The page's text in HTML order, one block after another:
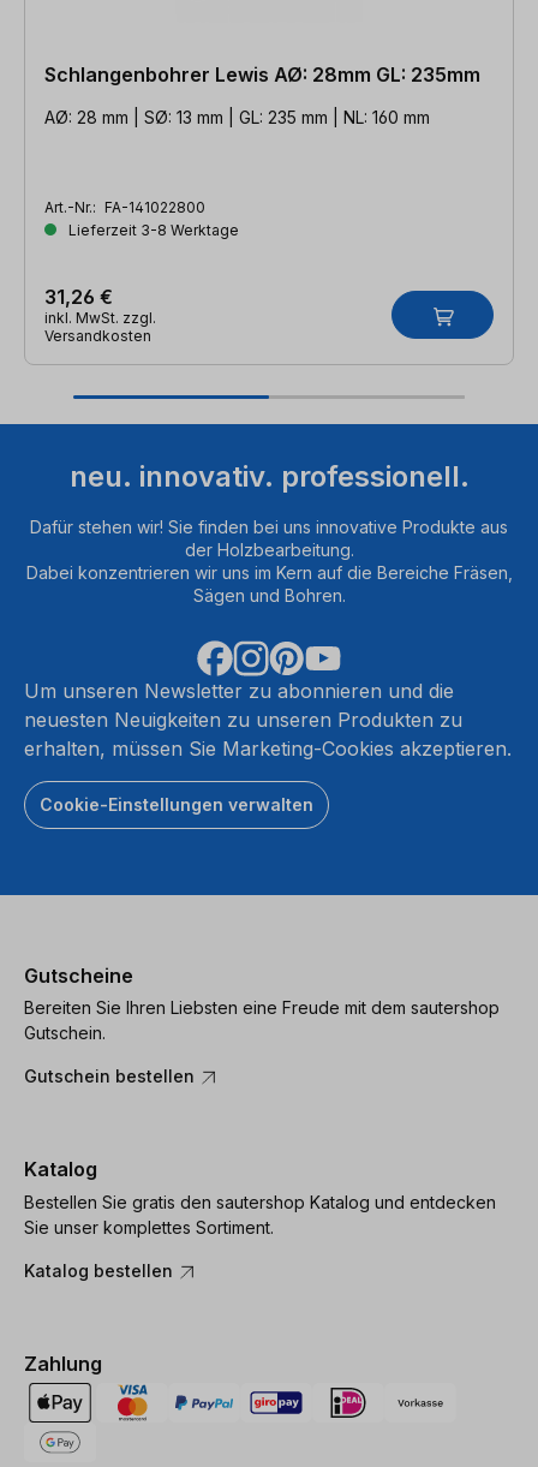
Schlangenbohrer Lewis AØ: 28mm GL: 235mm
AØ: 28 mm | SØ: 13 mm | GL: 235 mm | NL: 160 mm
Art.-Nr.: FA-141022800
Lieferzeit 3-8 Werktage
31,26 €
inkl. MwSt. zzgl.
Versandkosten
neu. innovativ. professionell.
Dafür stehen wir! Sie finden bei uns innovative Produkte aus
der Holzbearbeitung.
Dabei konzentrieren wir uns im Kern auf die Bereiche Fräsen,
Sägen und Bohren.
Um unseren Newsletter zu abonnieren und die
neuesten Neuigkeiten zu unseren Produkten zu
erhalten, müssen Sie Marketing-Cookies akzeptieren.
Cookie-Einstellungen verwalten
Gutscheine
Bereiten Sie Ihren Liebsten eine Freude mit dem sautershop
Gutschein.
Gutschein bestellen
Katalog
Bestellen Sie gratis den sautershop Katalog und entdecken
Sie unser komplettes Sortiment.
Katalog bestellen
Zahlung